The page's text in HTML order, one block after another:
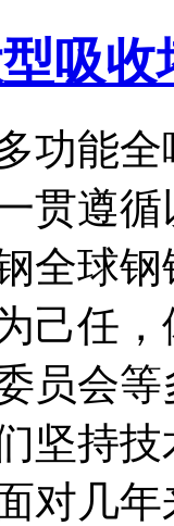
吸收
能全
贯遵
全球
己任
员会
坚持
对几